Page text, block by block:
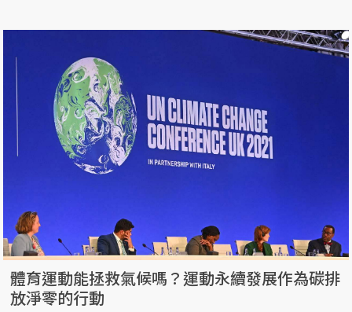
體育運動能拯救氣候嗎？運動永續發展作為碳排
放淨零的行動